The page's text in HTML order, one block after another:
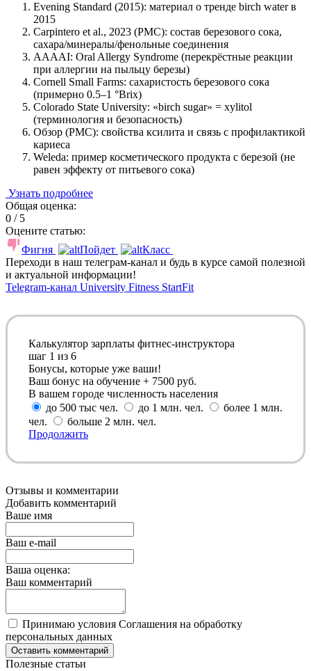
Evening Standard (2015): материал о тренде birch water в
2015
Carpintero et al., 2023 (PMC): состав березового сока,
сахара/минералы/фенольные соединения
AAAAI: Oral Allergy Syndrome (перекрёстные реакции
при аллергии на пыльцу березы)
Cornell Small Farms: сахаристость березового сока
(примерно 0.5–1 °Brix)
Colorado State University: «birch sugar» = xylitol
(терминология и безопасность)
Обзор (PMC): свойства ксилита и связь с профилактикой
кариеса
Weleda: пример косметического продукта с березой (не
равен эффекту от питьевого сока)
Узнать подробнее
Общая оценка:
0 / 5
Оцените статью:
Фигня
Пойдет
Класс
Переходи в наш телеграм-канал и будь в курсе самой полезной
и актуальной информации!
Telegram-канал University Fitness StartFit
Калькулятор зарплаты фитнес-инструктора
шаг 1 из 6
Бонусы, которые уже ваши!
Ваш бонус на обучение + 7500 руб.
В вашем городе численность населения
до 500 тыс чел.
до 1 млн. чел.
более 1 млн.
чел.
больше 2 млн. чел.
Продолжить
Отзывы и комментарии
Добавить комментарий
Ваше имя
Ваш e-mail
Ваша оценка:
Ваш комментарий
Принимаю условия Соглашения на обработку
персональных данных
Оставить комментарий
Полезные статьи